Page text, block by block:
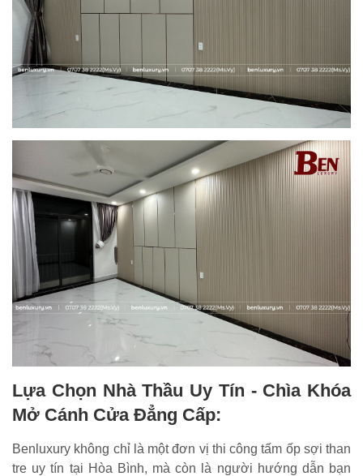
Lựa Chọn Nhà Thầu Uy Tín - Chìa Khóa
Mở Cánh Cửa Đẳng Cấp:
Benluxury không chỉ là một đơn vị thi công tấm ốp sợi than
tre uy tín tại Hòa Bình, mà còn là người hướng dẫn bạn